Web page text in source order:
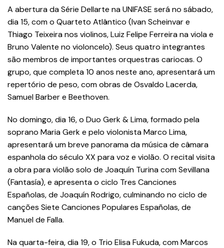
A abertura da Série Dellarte na UNIFASE será no sábado,
dia 15, com o Quarteto Atlântico (Ivan Scheinvar e
Thiago Teixeira nos violinos, Luiz Felipe Ferreira na viola e
Bruno Valente no violoncelo). Seus quatro integrantes
são membros de importantes orquestras cariocas. O
grupo, que completa 10 anos neste ano, apresentará um
repertório de peso, com obras de Osvaldo Lacerda,
Samuel Barber e Beethoven.
No domingo, dia 16, o Duo Gerk & Lima, formado pela
soprano Maria Gerk e pelo violonista Marco Lima,
apresentará um breve panorama da música de câmara
espanhola do século XX para voz e violão. O recital visita
a obra para violão solo de Joaquín Turina com Sevillana
(Fantasía), e apresenta o ciclo Tres Canciones
Españolas, de Joaquín Rodrigo, culminando no ciclo de
canções Siete Canciones Populares Españolas, de
Manuel de Falla.
Na quarta-feira, dia 19, o Trio Elisa Fukuda, com Marcos